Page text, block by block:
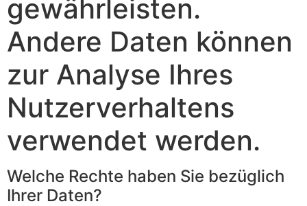
gewährleisten.
Andere Daten können
zur Analyse Ihres
Nutzerverhaltens
verwendet werden.
Welche Rechte haben Sie bezüglich
Ihrer Daten?